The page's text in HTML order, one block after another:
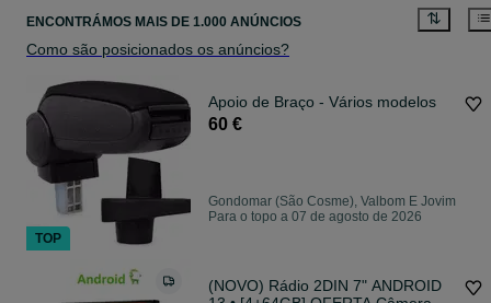
ENCONTRÁMOS MAIS DE 1.000 ANÚNCIOS
Como são posicionados os anúncios?
Apoio de Braço - Vários modelos
60 €
Gondomar (São Cosme), Valbom E Jovim
Para o topo a 07 de agosto de 2026
(NOVO) Rádio 2DIN 7" ANDROID
TOP